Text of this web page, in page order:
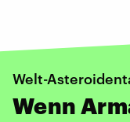
Welt-
Wenn